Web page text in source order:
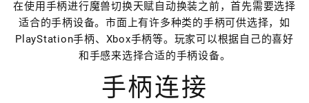
在使用手柄进行魔兽切换天赋自动换装之前，首先需要选择
适合的手柄设备。市面上有许多种类的手柄可供选择，如
PlayStation手柄、Xbox手柄等。玩家可以根据自己的喜好
和手感来选择合适的手柄设备。
手柄连接